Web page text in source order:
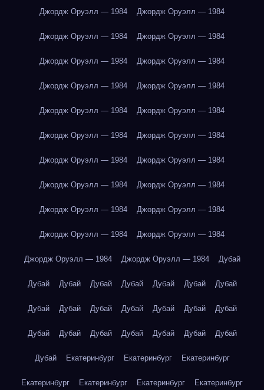
Джордж Оруэлл — 1984 Джордж Оруэлл — 1984
Джордж Оруэлл — 1984 Джордж Оруэлл — 1984
Джордж Оруэлл — 1984 Джордж Оруэлл — 1984
Джордж Оруэлл — 1984 Джордж Оруэлл — 1984
Джордж Оруэлл — 1984 Джордж Оруэлл — 1984
Джордж Оруэлл — 1984 Джордж Оруэлл — 1984
Джордж Оруэлл — 1984 Джордж Оруэлл — 1984
Джордж Оруэлл — 1984 Джордж Оруэлл — 1984
Джордж Оруэлл — 1984 Джордж Оруэлл — 1984
Джордж Оруэлл — 1984 Джордж Оруэлл — 1984
Джордж Оруэлл — 1984 Джордж Оруэлл — 1984 Дубай
Дубай Дубай Дубай Дубай Дубай Дубай Дубай
Дубай Дубай Дубай Дубай Дубай Дубай Дубай
Дубай Дубай Дубай Дубай Дубай Дубай Дубай
Дубай Екатеринбург Екатеринбург Екатеринбург
Екатеринбург Екатеринбург Екатеринбург Екатеринбург